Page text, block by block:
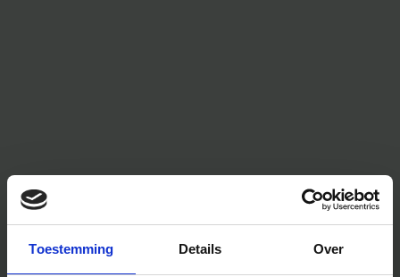
Toestemming Details Over